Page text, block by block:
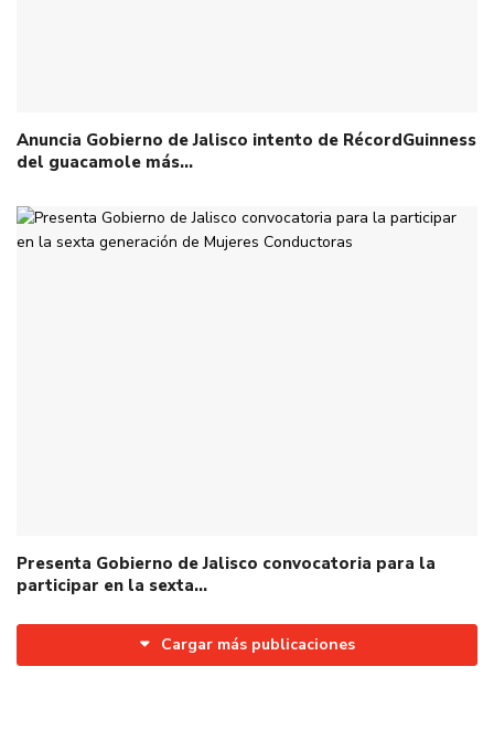
Anuncia Gobierno de Jalisco intento de RécordGuinness
del guacamole más…
Presenta Gobierno de Jalisco convocatoria para la
participar en la sexta…
Cargar más publicaciones